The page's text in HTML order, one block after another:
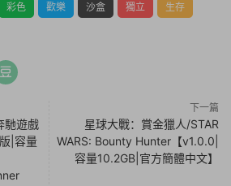
彩色 歡樂 沙盒 獨立
生存
馳遊戲
|容量
下一篇
星球大戰：賞金獵人/STAR
WARS: Bounty Hunter【v1.0.0|
容量10.2GB|官方簡體中文】